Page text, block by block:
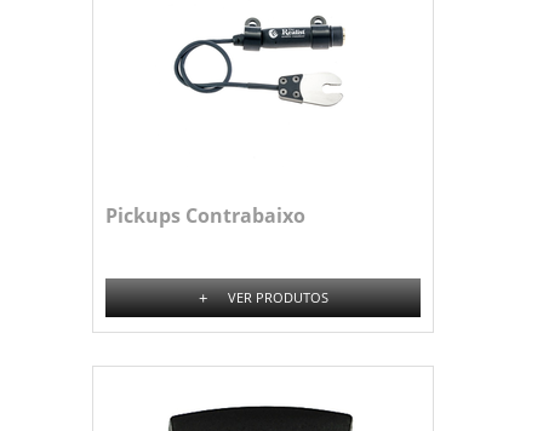
Pickups Contrabaixo
+ VER PRODUTOS